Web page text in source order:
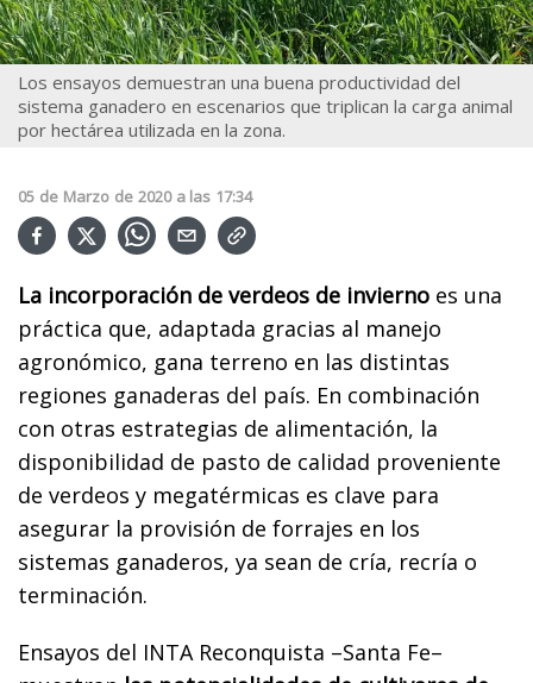
Los ensayos demuestran una buena productividad del
sistema ganadero en escenarios que triplican la carga animal
por hectárea utilizada en la zona.
05 de Marzo de 2020 a las 17:34
La incorporación de verdeos de invierno es una
práctica que, adaptada gracias al manejo
agronómico, gana terreno en las distintas
regiones ganaderas del país. En combinación
con otras estrategias de alimentación, la
disponibilidad de pasto de calidad proveniente
de verdeos y megatérmicas es clave para
asegurar la provisión de forrajes en los
sistemas ganaderos, ya sean de cría, recría o
terminación.
Ensayos del INTA Reconquista –Santa Fe–